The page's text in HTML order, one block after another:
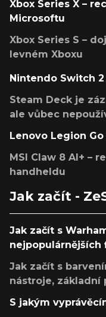
Xbox Series X –
Microsoftu
Xbox Series S –
levném Xboxu
Nintendo Switch
Steam Deck je
ale vůbec
Lenovo Legion
MSI Claw 8 AI+ –
handheldu
Jak začít -
Jak začít s
nejpopulárnějších
Jak začít s
nástroje, základní
S jakým